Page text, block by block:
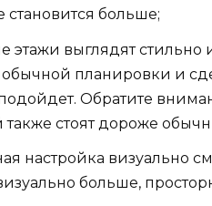
становится больше;
этажи выглядят стильно
обычной планировки и
Обратите
стоят дороже
настройка визуально
больше,